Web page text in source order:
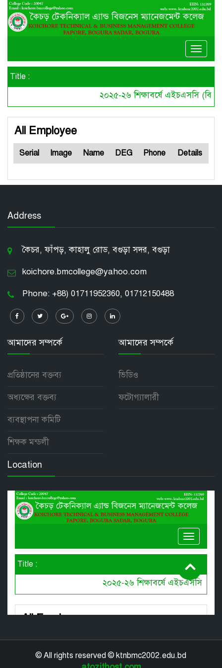
Toggle
Title :
২০২৫-২৬ শিক্ষাবর্ষে এইচএসসি
All Employee
Serial Image Name DEG Phone Details
Address
কৈচর, ফাঁপড়, কাহালু রোড, বগুড়া সদর, বগুড়া
koichore.bmcollege@yahoo.com
Phone: +88) 01711952360, 01712150488
আমাদের সম্পর্কে
প্রতিষ্ঠানের বক্তব্য
অধ্যক্ষের বক্তব্য
ব্যবস্থাপনা কমিটি
শিক্ষক মন্ডলী
আমাদের সম্পর্কে
ভিডিও
ফটোগ্যালারী
Location
© All rights reserved © ktnbmc2002.edu.bd